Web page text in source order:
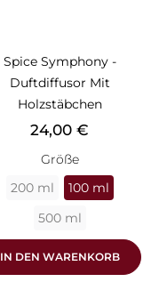
Spice Symphony -
Duftdiffusor Mit
Holzstäbchen
Preis
24,00 €
Größe
200 ml
100 ml
500 ml
IN DEN WARENKORB